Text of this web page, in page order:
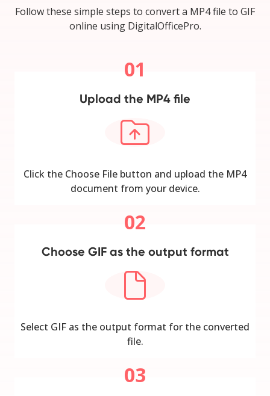
Follow these simple steps to convert a MP4 file to GIF
online using DigitalOfficePro.
01
Upload the MP4 file
Click the Choose File button and upload the MP4
document from your device.
02
Choose GIF as the output format
Select GIF as the output format for the converted
file.
03